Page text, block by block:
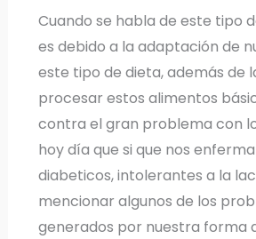
Cuando se habla de este tipo
es debido a la adaptación de
este tipo de dieta, además de
procesar estos alimentos
contra el gran problema con
hoy día que si que nos
diabeticos, intolerantes a la
mencionar algunos de los
generados por nuestra forma